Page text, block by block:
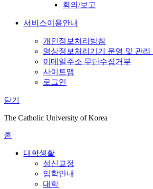
회의/보고
서비스이용안내
개인정보처리방침
영상정보처리기기 운영 및 관리
이메일주소 무단수집거부
사이트맵
로그인
닫기
The Catholic University of Korea
홈
대학생활
성신교정
입학안내
대학